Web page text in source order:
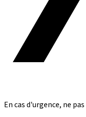
En cas d'urgence, ne